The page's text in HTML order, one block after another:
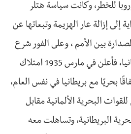
للخطر، وكانت سياسة هتلر
إلى إزالة عار الهزيمة وتبعاتها عن
بين الأمم ، وعلى الفور شرع
هتلر في إعادة تسليح ألمانيا، فأعلن في مارس 1935 امتلاك
بحريًا مع بريطانيا في نفس العام،
البحرية الألمانية مقابل
البريطانية، وتساهلت معه